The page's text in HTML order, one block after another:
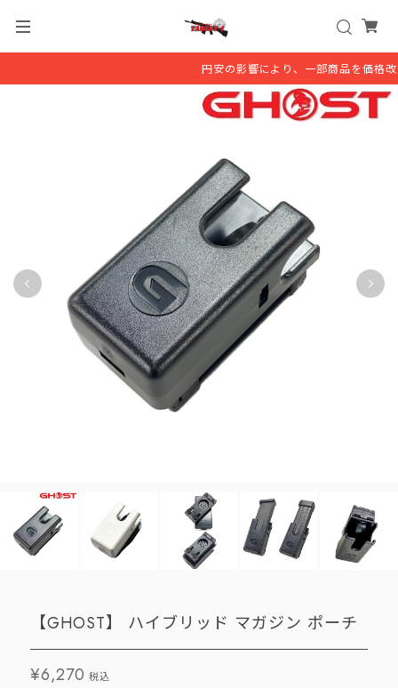
円安の影響により、一部商品を価格改
【GHOST】 ハイブリッド マガジン ポーチ
¥6,270 税込